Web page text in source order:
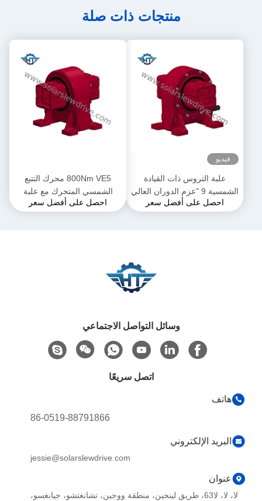
منتجات ذات صلة
فيديو
علبة التروس ذات القيادة
الشمسية 9 "عزم الدوران العالي
للملاحقات الشمسية
احصل على أفضل سعر
800Nm VE5 محرك التتبع
الشمسي المتحرك مع علبة
التروس الكوكبية 24VDC
احصل على أفضل سعر
وسائل التواصل الاجتماعي
اتصل سريعًا
هاتف
86-0519-88791866
البريد الإلكتروني
jessie@solarslewdrive.com
عنوان
لا، لا، لا63، طريق لينجين، منطقة ووجين، تشانغتشو، جيانغسو،